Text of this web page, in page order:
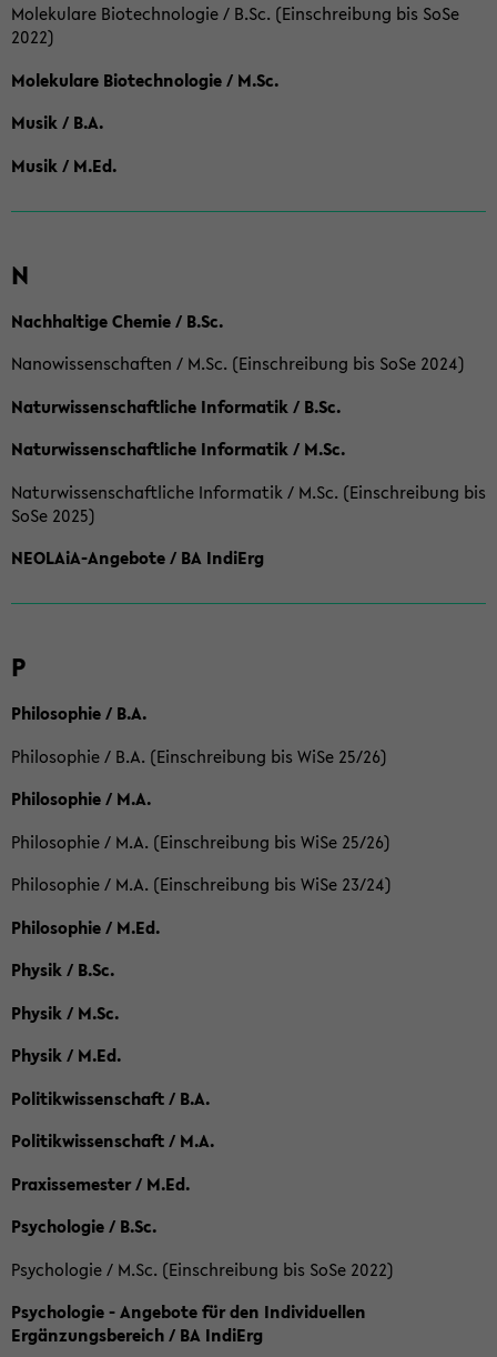
Molekulare Biotechnologie / B.Sc. (Einschreibung bis SoSe
2022)
Molekulare Biotechnologie / M.Sc.
Musik / B.A.
Musik / M.Ed.
N
Nachhaltige Chemie / B.Sc.
Nanowissenschaften / M.Sc. (Einschreibung bis SoSe 2024)
Naturwissenschaftliche Informatik / B.Sc.
Naturwissenschaftliche Informatik / M.Sc.
Naturwissenschaftliche Informatik / M.Sc. (Einschreibung bis
SoSe 2025)
NEOLAiA-Angebote / BA IndiErg
P
Philosophie / B.A.
Philosophie / B.A. (Einschreibung bis WiSe 25/26)
Philosophie / M.A.
Philosophie / M.A. (Einschreibung bis WiSe 25/26)
Philosophie / M.A. (Einschreibung bis WiSe 23/24)
Philosophie / M.Ed.
Physik / B.Sc.
Physik / M.Sc.
Physik / M.Ed.
Politikwissenschaft / B.A.
Politikwissenschaft / M.A.
Praxissemester / M.Ed.
Psychologie / B.Sc.
Psychologie / M.Sc. (Einschreibung bis SoSe 2022)
Psychologie - Angebote für den Individuellen
Ergänzungsbereich / BA IndiErg